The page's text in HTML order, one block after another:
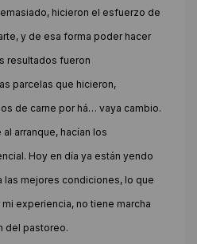
hicieron el esfuerzo de
y de esa forma poder hacer
resultados fueron
parcelas que hicieron,
de carne por há… vaya cambio.
arranque, hacían los
Hoy en día ya están yendo
las mejores condiciones, lo que
experiencia, no tiene marcha
del pastoreo.